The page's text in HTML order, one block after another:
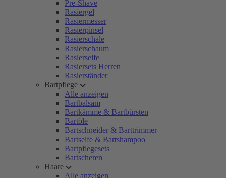
Pre-Shave
Rasiergel
Rasiermesser
Rasierpinsel
Rasierschale
Rasierschaum
Rasierseife
Rasiersets Herren
Rasierständer
Bartpflege
Alle anzeigen
Bartbalsam
Bartkämme & Bartbürsten
Bartöle
Bartschneider & Barttrimmer
Bartseife & Bartshampoo
Bartpflegesets
Bartscheren
Haare
Alle anzeigen